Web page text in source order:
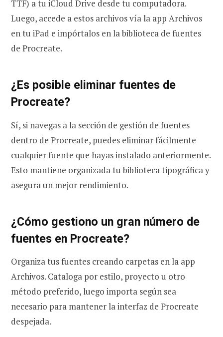
TTF) a tu iCloud Drive desde tu computadora.
Luego, accede a estos archivos vía la app Archivos
en tu iPad e impórtalos en la biblioteca de fuentes
de Procreate.
¿Es posible eliminar fuentes de
Procreate?
Sí, si navegas a la sección de gestión de fuentes
dentro de Procreate, puedes eliminar fácilmente
cualquier fuente que hayas instalado anteriormente.
Esto mantiene organizada tu biblioteca tipográfica y
asegura un mejor rendimiento.
¿Cómo gestiono un gran número de
fuentes en Procreate?
Organiza tus fuentes creando carpetas en la app
Archivos. Cataloga por estilo, proyecto u otro
método preferido, luego importa según sea
necesario para mantener la interfaz de Procreate
despejada.